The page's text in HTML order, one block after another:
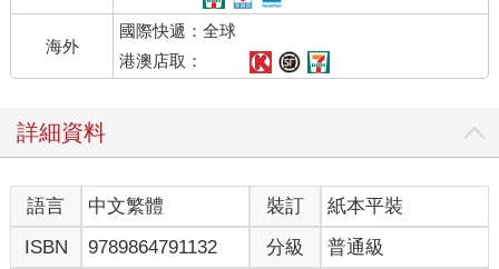
美國多年，深入了解美國生活習俗和用語，可說是不二人選。其
次是版面。這系列之所以大受青少年歡迎，是因為作者嘲諷、直
率的筆調，栩栩如生的呈現青少年無所適從的心情，完全擊中年
輕讀者的認同點。在新版本中，我們先看中文，希望回歸作者初
歲月。英文原文淺顯易懂，搭配逗趣插圖，就像在看短篇的漫
畫，無形中大大增強學習英文的動機。因此我們將英文部分重新
編排，附在中文譯文之後。希望讀者在哈哈大笑之餘，也能收到
英文練功的奇效。
Diary of a Wimpy Kid 系列先前在臺灣命名為「遜咖日記」，
海外
國際快遞：全球
港澳店取：
詳細資料
語言 中文繁體 裝訂
紙本平裝
ISBN
9789864791132 分級 普通級